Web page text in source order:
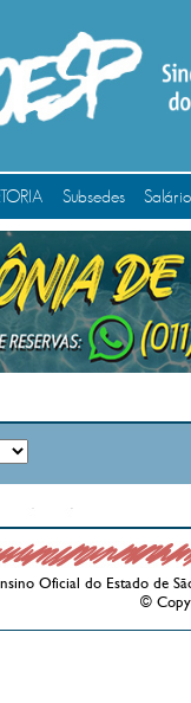
Subsedes
Oficial do Estado de
©